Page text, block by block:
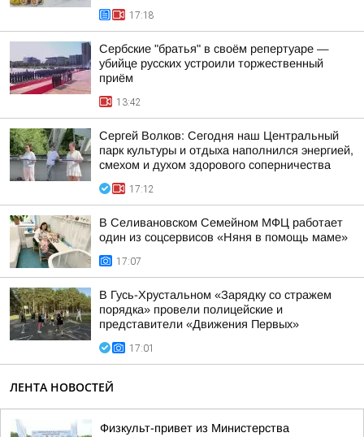
17:18
Сербские "братья" в своём репертуаре —
убийце русских устроили торжественный
приём
13:42
Сергей Волков: Сегодня наш Центральный
парк культуры и отдыха наполнился энергией,
смехом и духом здорового соперничества
17:12
В Селивановском Семейном МФЦ работает
один из соцсервисов «Няня в помощь маме»
17:07
В Гусь-Хрустальном «Зарядку со стражем
порядка» провели полицейские и
представители «Движения Первых»
17:01
ЛЕНТА НОВОСТЕЙ
Физкульт-привет из Министерства